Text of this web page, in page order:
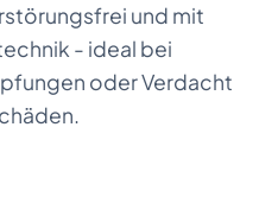
und mit
- ideal bei
oder Verdacht